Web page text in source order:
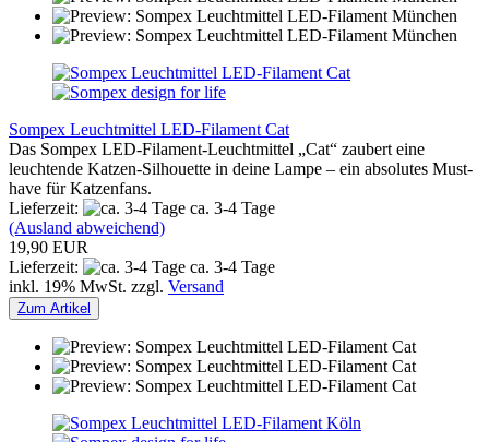
Sompex Leuchtmittel LED-Filament Cat
Das Sompex LED-Filament-Leuchtmittel „Cat“ zaubert eine
leuchtende Katzen-Silhouette in deine Lampe – ein absolutes Must-
have für Katzenfans.
Lieferzeit:
ca. 3-4 Tage
(Ausland abweichend)
19,90 EUR
Lieferzeit:
ca. 3-4 Tage
inkl. 19% MwSt. zzgl. Versand
Zum Artikel